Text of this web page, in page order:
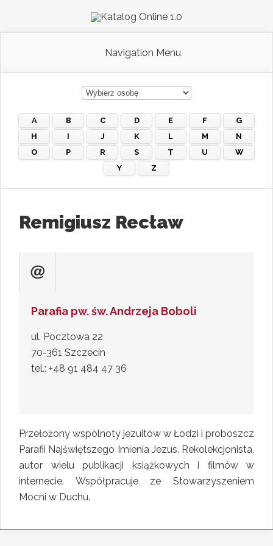
Navigation Menu
A B C D E F
G
H
I J K L M
N
O
P R S T U
W
Y
Z
Remigiusz Recław
Parafia pw. św. Andrzeja Boboli
ul. Pocztowa 22
70-361 Szczecin
tel.: +48 91 484 47 36
Przełożony wspólnoty jezuitów w Łodzi i proboszcz
Parafii Najświętszego Imienia Jezus. Rekolekcjonista,
autor wielu publikacji książkowych i filmów w
internecie. Współpracuje ze Stowarzyszeniem
Mocni w Duchu.